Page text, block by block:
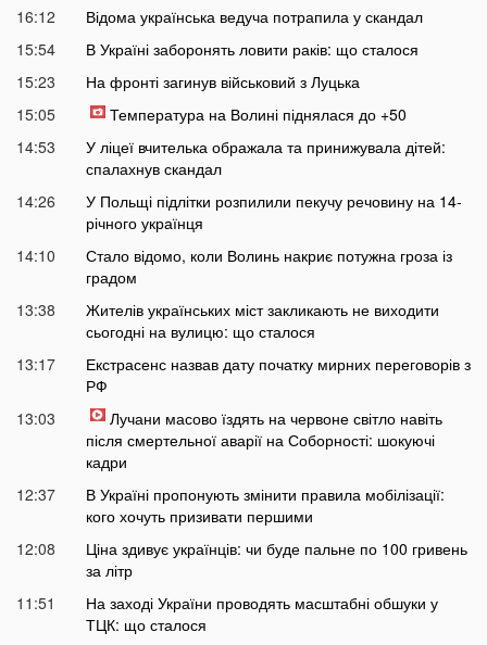
16:12
Відома українська ведуча потрапила у скандал
15:54
В Україні заборонять ловити раків: що сталося
15:23
На фронті загинув військовий з Луцька
15:05
Температура на Волині піднялася до +50
14:53
У ліцеї вчителька ображала та принижувала дітей:
спалахнув скандал
14:26
У Польщі підлітки розпилили пекучу речовину на 14-
річного українця
14:10
Стало відомо, коли Волинь накриє потужна гроза із
градом
13:38
Жителів українських міст закликають не виходити
сьогодні на вулицю: що сталося
13:17
Екстрасенс назвав дату початку мирних переговорів з
РФ
13:03
Лучани масово їздять на червоне світло навіть
після смертельної аварії на Соборності: шокуючі
кадри
12:37
В Україні пропонують змінити правила мобілізації:
кого хочуть призивати першими
12:08
Ціна здивує українців: чи буде пальне по 100 гривень
за літр
11:51
На заході України проводять масштабні обшуки у
ТЦК: що сталося